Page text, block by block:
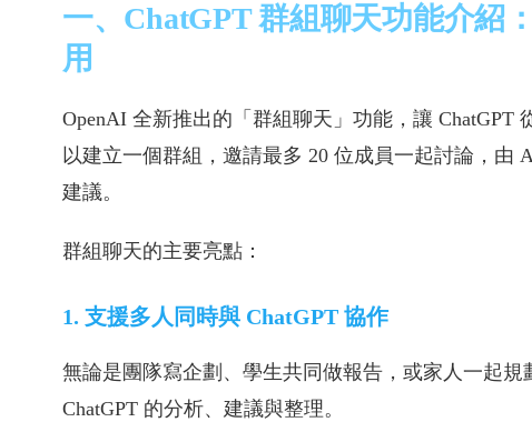
一、ChatGPT 群組聊天功能介紹
用
OpenAI 全新推出的「群組聊天」功能，讓
以建立一個群組，邀請最多 20 位成員一起討論，由
建議。
群組聊天的主要亮點：
1. 支援多人同時與 ChatGPT 協作
無論是團隊寫企劃、學生共同做報告，或家人一起
ChatGPT 的分析、建議與整理。